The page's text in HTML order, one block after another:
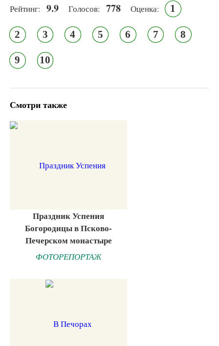
Рейтинг: 9.9 Голосов: 778 Оценка: 1
2 3 4 5 6 7 8
9 10
Смотри также
Праздник Успения
Богородицы в Псково-
Печерском монастыре
ФОТОРЕПОРТАЖ